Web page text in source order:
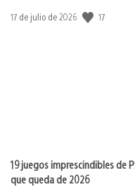
Fecha
17 de julio de 2026 17
19 juegos imprescindibles de
que queda de 2026